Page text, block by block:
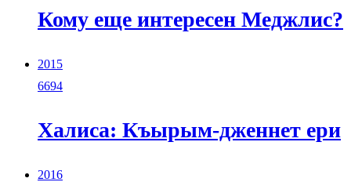
Кому еще интересен Меджлис?
2015
6694
Халиса: Къырым-дженнет ери
2016